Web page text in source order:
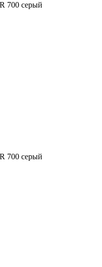
700 серый
700 серый